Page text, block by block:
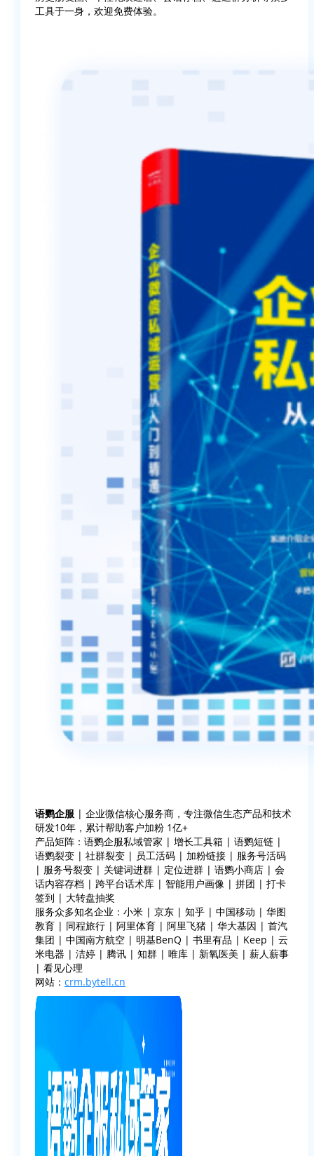
工具于一身，欢迎免费体验。
语鹦企服 | 企业微信核心服务商，专注微信生态产品和技术
研发10年，累计帮助客户加粉 1亿+
产品矩阵：语鹦企服私域管家 | 增长工具箱 | 语鹦短链 |
语鹦裂变 | 社群裂变 | 员工活码 | 加粉链接 | 服务号活码
| 服务号裂变 | 关键词进群 | 定位进群 | 语鹦小商店 | 会
话内容存档 | 跨平台话术库 | 智能用户画像 | 拼团 | 打卡
签到 | 大转盘抽奖
服务众多知名企业：小米 | 京东 | 知乎 | 中国移动 | 华图
教育 | 同程旅行 | 阿里体育 | 阿里飞猪 | 华大基因 | 首汽
集团 | 中国南方航空 | 明基BenQ | 书里有品 | Keep | 云
米电器 | 洁婷 | 腾讯 | 知群 | 唯库 | 新氧医美 | 薪人薪事
| 看见心理
网站： crm.bytell.cn